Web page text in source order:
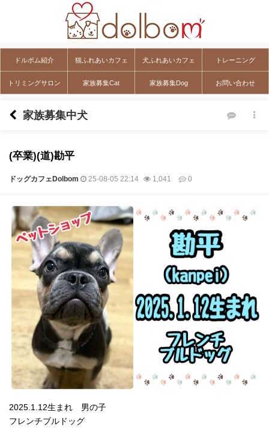
ドルボム紹介 猫ふれあいカフェ 犬ふれあいカフェ トレーニング
トリミングサロン 家族募集Cat 家族募集Dog お問い合わせ
家族募集中犬
(卒業)(道)勘平
ドッグカフェDolbom 25-08-05 22:14 1,041 0
本文
2025.1.12生まれ 男の子
フレンチブルドッグ